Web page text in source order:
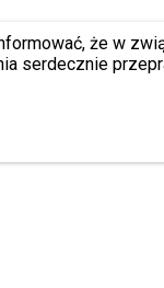
że w
serdecznie